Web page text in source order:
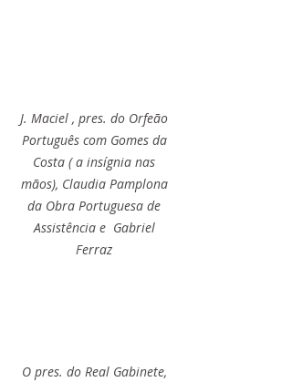
J. Maciel , pres. do Orfeão
Português com Gomes da
Costa ( a insígnia nas
mãos), Claudia Pamplona
da Obra Portuguesa de
Assistência e  Gabriel
Ferraz
O pres. do Real Gabinete,